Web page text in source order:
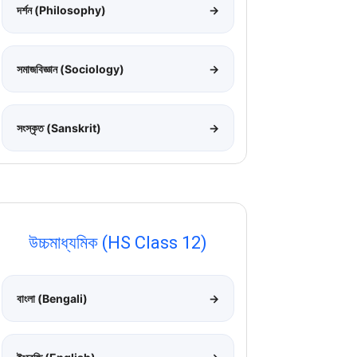
দর্শন (Philosophy) →
সমাজবিজ্ঞান (Sociology) →
সংস্কৃত (Sanskrit) →
উচ্চমাধ্যমিক (HS Class 12)
বাংলা (Bengali) →